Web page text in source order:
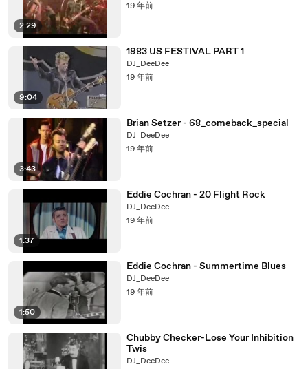
2:29
19 年前
9:04
1983 US FESTIVAL PART 1
DJ_DeeDee
19 年前
3:43
Brian Setzer - 68_comeback_special
DJ_DeeDee
19 年前
1:37
Eddie Cochran - 20 Flight Rock
DJ_DeeDee
19 年前
1:50
Eddie Cochran - Summertime Blues
DJ_DeeDee
19 年前
Chubby Checker-Lose Your Inhibition
Twis
DJ_DeeDee